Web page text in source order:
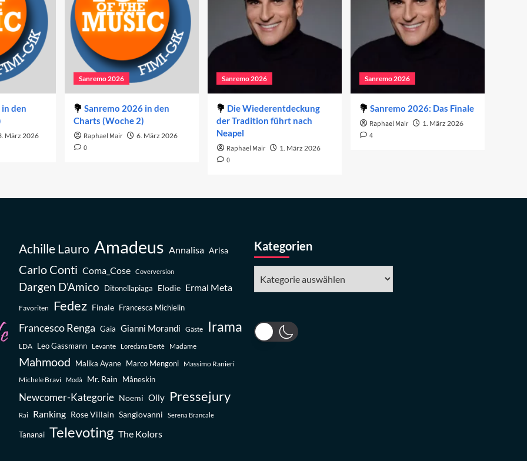
den
März 2026
Sanremo 2026
Sanremo 2026 in den
Charts (Woche 2)
Raphael Mair 6. März 2026
0
Sanremo 2026
Die Wiederentdeckung
der Tradition führt nach
Neapel
Raphael Mair 1. März 2026
0
Sanremo 2026
Sanremo 2026: Das Finale
Raphael Mair 1. März 2026
4
Achille Lauro Amadeus Annalisa Arisa
Carlo Conti Coma_Cose Coverversion
Dargen D’Amico Ditonellapiaga Elodie Ermal Meta
Favoriten Fedez Finale Francesca Michielin
Francesco Renga Gaia Gianni Morandi Gäste Irama
LDA Leo Gassmann Levante Loredana Bertè Madame
Mahmood Malika Ayane Marco Mengoni
Massimo Ranieri
Michele Bravi
Modà Mr. Rain Måneskin
Newcomer-Kategorie Noemi Olly Pressejury
Rai Ranking Rose Villain Sangiovanni Serena Brancale
Tananai Televoting The Kolors
Kategorien